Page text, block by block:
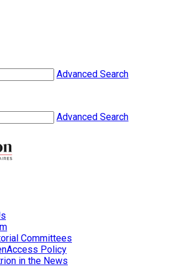
Advanced Search
Advanced Search
Committees
Policy
in the News